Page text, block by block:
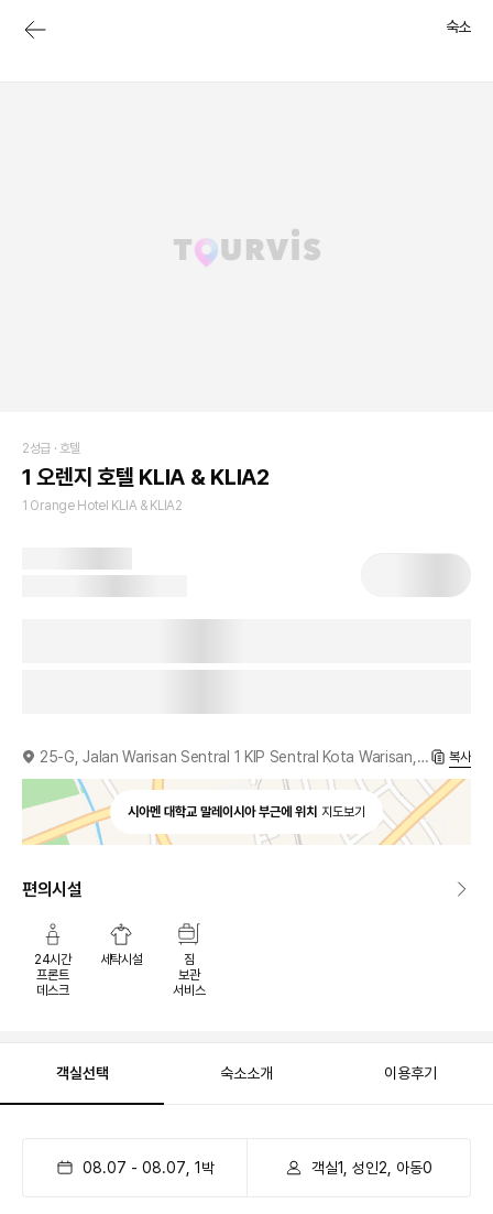
숙소
2성급 · 호텔
1 오렌지 호텔 KLIA & KLIA2
1 Orange Hotel KLIA & KLIA2
25-G, Jalan Warisan Sentral 1 KIP Sentral Kota Warisan, Sepang, 43900, MY 복사
시아멘 대학교 말레이시아 부근에 위치 지도보기
편의시설
24시간
프론트
데스크
세탁시설
짐
보관
서비스
객실선택 숙소소개 이용후기
08.07 - 08.07 1 박 객실1, 성인2, 아동0